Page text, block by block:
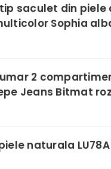
saculet din piele
Sophia
2
Jeans Bitmat roz
naturala